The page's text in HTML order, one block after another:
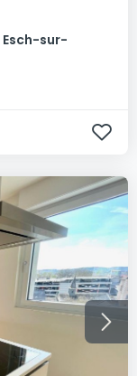
Esch-sur-